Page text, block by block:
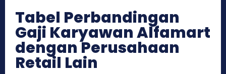
Tabel Perbandingan
Gaji Karyawan Alfamart
dengan Perusahaan
Retail Lain